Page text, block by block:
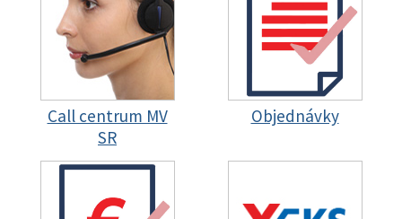
Call centrum MV
SR
Objednávky